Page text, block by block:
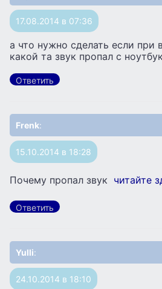
17.08.2014 в 07:36
а что нужно сделать если при
какой та звук пропал с
Ответить
Frenk:
15.10.2014 в 18:28
Почему пропал звук читайте
Ответить
Yulli:
24.10.2014 в 18:10